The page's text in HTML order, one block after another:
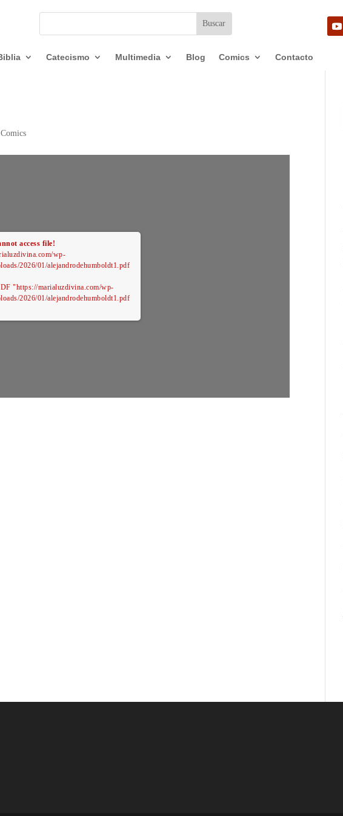
Catecismo Multimedia Blog Comics Contacto
access file!
wp-
2026/01/alejandrodehumboldt1.pdf
"https://marialuzdivina.com/wp-
2026/01/alejandrodehumboldt1.pdf